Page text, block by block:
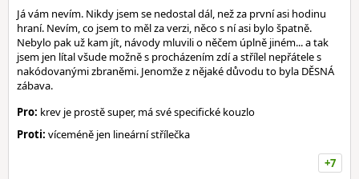
Já vám nevím. Nikdy jsem se nedostal dál, než za první asi hodinu
hraní. Nevím, co jsem to měl za verzi, něco s ní asi bylo špatně.
Nebylo pak už kam jít, návody mluvili o něčem úplně jiném... a tak
jsem jen lítal všude možně s procházením zdí a střílel nepřátele s
nakódovanými zbraněmi. Jenomže z nějaké důvodu to byla DĚSNÁ
zábava.
Pro: krev je prostě super, má své specifické kouzlo
Proti: víceméně jen lineární střílečka
+7